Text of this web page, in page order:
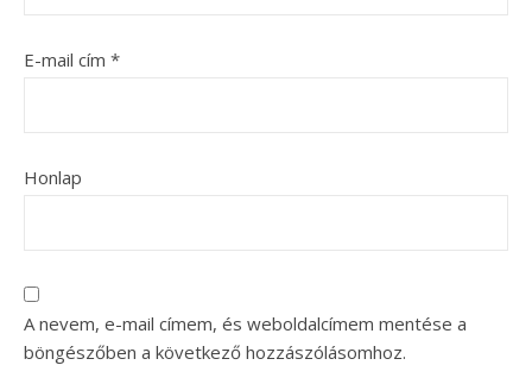
E-mail cím *
Honlap
A nevem, e-mail címem, és weboldalcímem mentése a
böngészőben a következő hozzászólásomhoz.